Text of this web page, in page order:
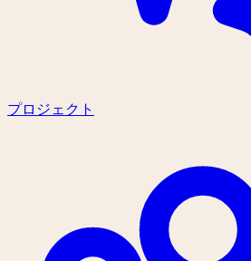
プロジェクト